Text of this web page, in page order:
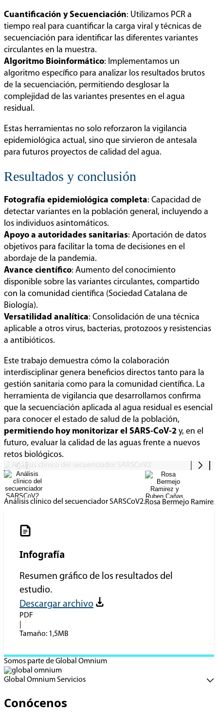
Cuantificación y Secuenciación: Utilizamos PCR a
tiempo real para cuantificar la carga viral y técnicas de
secuenciación para identificar las diferentes variantes
circulantes en la muestra.
Algoritmo Bioinformático: Implementamos un
algoritmo específico para analizar los resultados brutos
de la secuenciación, permitiendo desglosar la
complejidad de las variantes presentes en el agua
residual.
Estas herramientas no solo reforzaron la vigilancia
epidemiológica actual, sino que sirvieron de antesala
para futuros proyectos de calidad del agua.
Resultados y conclusión
Fotografía epidemiológica completa: Capacidad de
detectar variantes en la población general, incluyendo a
los individuos asintomáticos.
Apoyo a autoridades sanitarias: Aportación de datos
objetivos para facilitar la toma de decisiones en el
abordaje de la pandemia.
Avance científico: Aumento del conocimiento
disponible sobre las variantes circulantes, compartido
con la comunidad científica (Sociedad Catalana de
Biología).
Versatilidad analítica: Consolidación de una técnica
aplicable a otros virus, bacterias, protozoos y resistencias
a antibióticos.
Este trabajo demuestra cómo la colaboración
interdisciplinar genera beneficios directos tanto para la
gestión sanitaria como para la comunidad científica. La
herramienta de vigilancia que desarrollamos confirma
que la secuenciación aplicada al agua residual es esencial
para conocer el estado de salud de la población,
permitiendo hoy monitorizar el SARS-CoV-2 y, en el
futuro, evaluar la calidad de las aguas frente a nuevos
retos biológicos.
Análisis clínico del
secuenciador SARSCoV2.
Análisis clínico del secuenciador SARSCoV2.Rosa Bermejo
Infografía
Resumen gráfico de los resultados del
estudio.
Descargar archivo
PDF
Tamaño: 1,5MB
Somos parte de Global Omnium
Global Omnium Servicios
Conócenos